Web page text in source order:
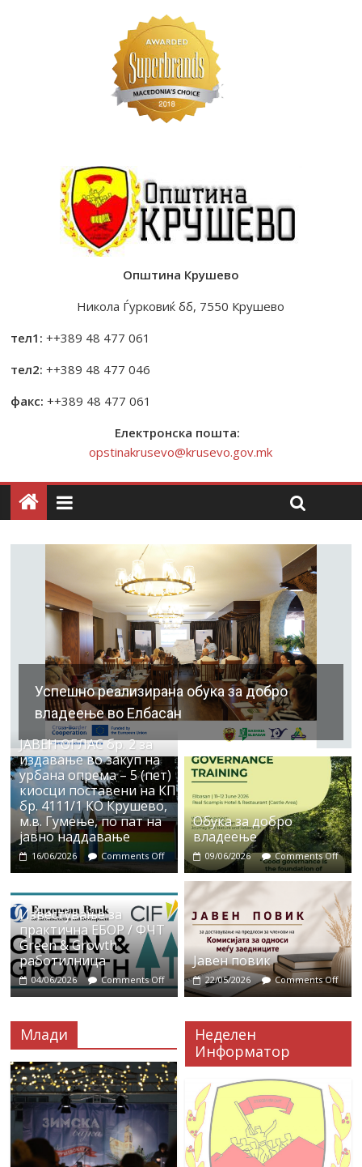
Општина Крушево
Никола Ѓурковиќ бб, 7550 Крушево
тел1: ++389 48 477 061
тел2: ++389 48 477 046
факс: ++389 48 477 061
Електронска пошта:
opstinakrusevo@krusevo.gov.mk
Успешно реализирана обука за добро
владеење во Елбасан
ЈАВЕН ОГЛАС бр. 2 за
издавање во закуп на
урбана опрема – 5 (пет)
киосци поставени на КП
бр. 4111/1 КО Крушево,
м.в. Гумење, по пат на
јавно наддавање
16/06/2026 Comments Off
Обука за добро
владеење
09/06/2026 Comments Off
Известување за
практична ЕБОР / ФЧТ
Green & Growth
работилница
04/06/2026 Comments Off
Јавен повик
22/05/2026 Comments Off
Млади
Неделен
Информатор